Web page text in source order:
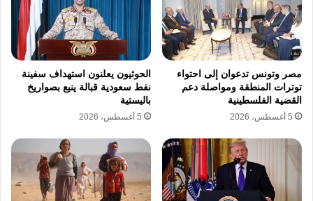
للجيش الإسرائيلي، وإعادة الإعمار، مقابل بدء نزع
سلاح الفصائل.
ولا يزال الجيش الإسرائيلي يسيطر على أكثر من
50 بالمئة من مساحة قطاع غزة، بينما تقول
“حماس” إن تل أبيب تتجاوز ما ورد في الاتفاق
بالإصرار على نزع السلاح أولًا.
“حماس” ملتزمة
مصر وتونس تدعوان إلى احتواء
توترات المنطقة ومواصلة دعم
القضية الفلسطينية
5 أغسطس، 2026
الحوثيون يعلنون استهداف سفينة
نفط سعودية قبالة ينبع بصواريخ
باليستية
5 أغسطس، 2026